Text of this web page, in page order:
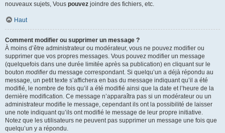
nouveaux sujets, Vous pouvez joindre des fichiers, etc.
Haut
Comment modifier ou supprimer un message ?
À moins d’être administrateur ou modérateur, vous ne pouvez modifier ou
supprimer que vos propres messages. Vous pouvez modifier un message
(quelquefois dans une durée limitée après sa publication) en cliquant sur le
bouton modifierdu message correspondant. Si quelqu’un a déjà répondu au
message, un petit texte s’affichera en bas du message indiquant qu’il a été
modifié, le nombre de fois qu’il a été modifié ainsi que la date et l’heure de la
dernière modification. Ce message n’apparaîtra pas si un modérateur ou un
administrateur modifie le message, cependant ils ont la possibilité de laisser
une note indiquant qu’ils ont modifié le message de leur propre initiative.
Notez que les utilisateurs ne peuvent pas supprimer un message une fois que
quelqu’un y a répondu.